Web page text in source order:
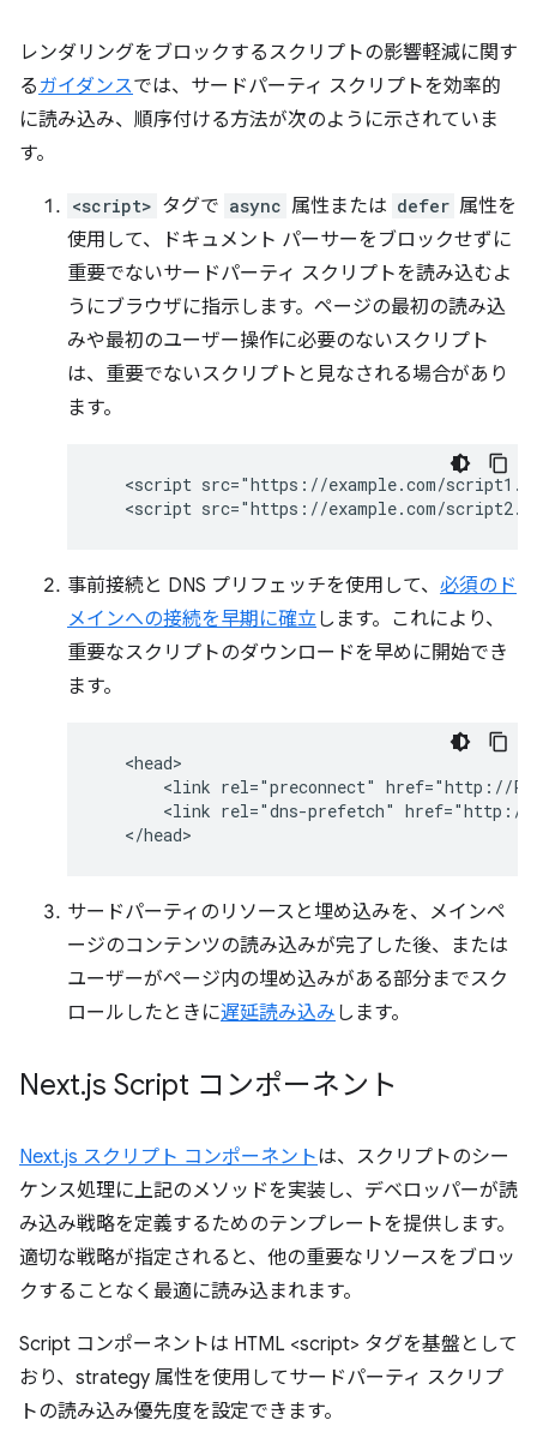
レンダリングをブロックするスクリプトの影響軽減に関す
る ガイダンスでは、サードパーティ スクリプトを効率的
に読み込み、順序付ける方法が次のように示されていま
す。
<script> タグで async 属性または defer 属性を
使用して、ドキュメント パーサーをブロックせずに
重要でないサードパーティ スクリプトを読み込むよ
うにブラウザに指示します。ページの最初の読み込
みや最初のユーザー操作に必要のないスクリプト
は、重要でないスクリプトと見なされる場合があり
ます。
<script src="https://example.com/
事前接続と DNS プリフェッチを使用して、 必須のド
メインへの接続を早期に確立します。これにより、
重要なスクリプトのダウンロードを早めに開始でき
ます。
   <head>
<link rel="preconnect" href="http://
<link rel="dns-prefetch"
サードパーティのリソースと埋め込みを、メインペ
ージのコンテンツの読み込みが完了した後、または
ユーザーがページ内の埋め込みがある部分までスク
ロールしたときに遅延読み込み します。
Next.js Script コンポーネント
Next.js スクリプト コンポーネントは、スクリプトのシー
ケンス処理に上記のメソッドを実装し、デベロッパーが読
み込み戦略を定義するためのテンプレートを提供します。
適切な戦略が指定されると、他の重要なリソースをブロッ
クすることなく最適に読み込まれます。
Script コンポーネントは HTML <script> タグを基盤として
おり、strategy 属性を使用してサードパーティ スクリプ
トの読み込み優先度を設定できます。